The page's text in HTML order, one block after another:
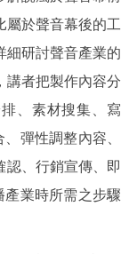
屬於聲音幕後的工
細研討聲音產業的
講者把製作內容分
、素材搜集、寫
彈性調整內容、
認、行銷宣傳、即
產業時所需之步驟